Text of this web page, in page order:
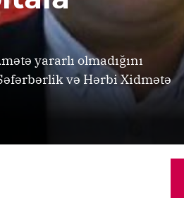
yararlı olmadığını
və Hərbi Xidmətə